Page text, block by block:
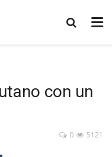
con un
5121
0